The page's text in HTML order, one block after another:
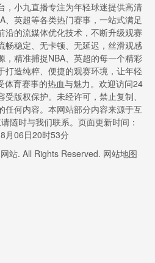
，小九直播专注为年轻球迷提供高清
、英超等各类热门赛事，一站式满足
沿的流媒体优化技术，不断升级观赛
畅稳定、无卡顿、无延迟，丝滑观感
，精准捕捉NBA、英超的每一个精彩
打造纯粹、便捷的观赛环境，让年轻
体育赛事的热血与魅力。欢迎访问24
版权保护。未经许可，禁止复制、
任何内容。本网站部分内容来源于互
随时与我们联系。页面更新时间：
月06日20时53分
站. All Rights Reserved. 网站地图